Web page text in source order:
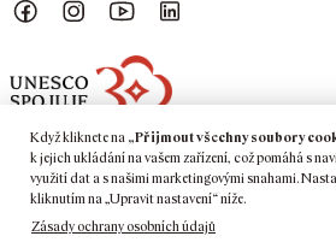
Když kliknete na „Přijmout všechny soubory
k jejich ukládání na vašem zařízení, což pomáhá s
využití dat a s našimi marketingovými snahami.
kliknutím na „Upravit nastavení“ níže.
Zásady ochrany osobních údajů
Náš FacebookGASK InstagramGASK YouTube kanál
2026GASKKutná Hora · Barborská 51–53,